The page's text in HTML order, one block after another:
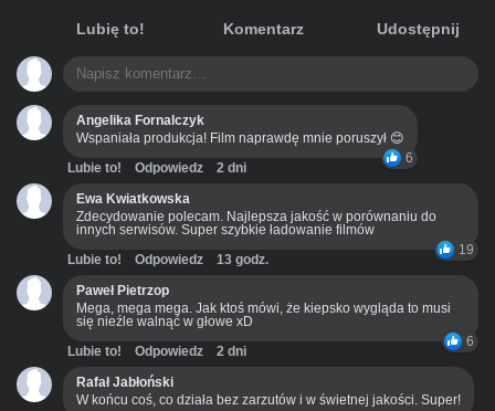
Lubię to! Komentarz Udostępnij
Angelika Fornalczyk
Wspaniała produkcja! Film naprawdę mnie poruszył 😊
6
Lubie to! Odpowiedz
2 dni
Ewa Kwiatkowska
Zdecydowanie polecam. Najlepsza jakość w porównaniu do
innych serwisów. Super szybkie ładowanie filmów
19
Lubie to! Odpowiedz
13 godz.
Paweł Pietrzop
Mega, mega mega. Jak ktoś mówi, że kiepsko wygląda to musi
się nieźle walnąć w głowe xD
6
Lubie to! Odpowiedz
2 dni
Rafał Jabłoński
W końcu coś, co działa bez zarzutów i w świetnej jakości. Super!